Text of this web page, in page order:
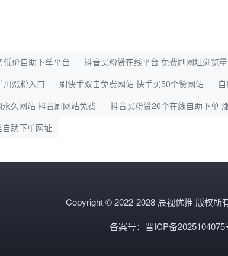
价自助下单平台 抖音买粉赞在线平台 免费刷网址浏览
川涨粉入口 刷快手双击免费网站 快手买50个赞网站
永久网站 抖音刷网站免费 抖音买粉赞20个在线自助下单
自助下单网址
Copyright © 2022-2028 辰视优推 版权所
备案号：晋ICP备2025104075